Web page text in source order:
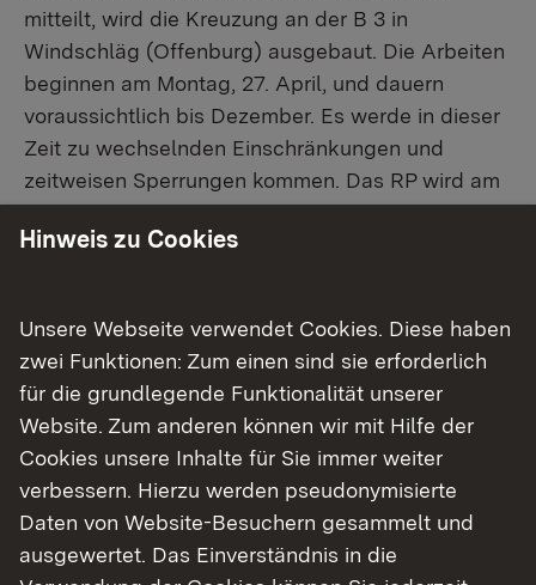
mitteilt, wird die Kreuzung an der B 3 in
Windschläg (Offenburg) ausgebaut. Die Arbeiten
beginnen am Montag, 27. April, und dauern
voraussichtlich bis Dezember. Es werde in dieser
Zeit zu wechselnden Einschränkungen und
zeitweisen Sperrungen kommen. Das RP wird am
Donnerstag, 7. Mai, ab 18 Uhr in der
Gemeindehalle Windschläg über die geplanten
Für den Ausbau der Kreuzung sind insgesamt
sechs Abschnitte mit unterschiedlicher
Verkehrsregelung vorgesehen. Zunächst sind
Arbeiten auf der westlichen Fahrbahnseite
geplant, der Verkehr wird bis Ende Juni auf die
östliche Seite verlegt. Die Fahrspuren auf der
B 3 werden verengt. Ab Anfang Juli bis zum Ende
Hinweis zu Cookies
Unsere Webseite verwendet Cookies. Diese haben
zwei Funktionen: Zum einen sind sie erforderlich
für die grundlegende Funktionalität unserer
Website. Zum anderen können wir mit Hilfe der
Cookies unsere Inhalte für Sie immer weiter
verbessern. Hierzu werden pseudonymisierte
Daten von Website-Besuchern gesammelt und
ausgewertet. Das Einverständnis in die